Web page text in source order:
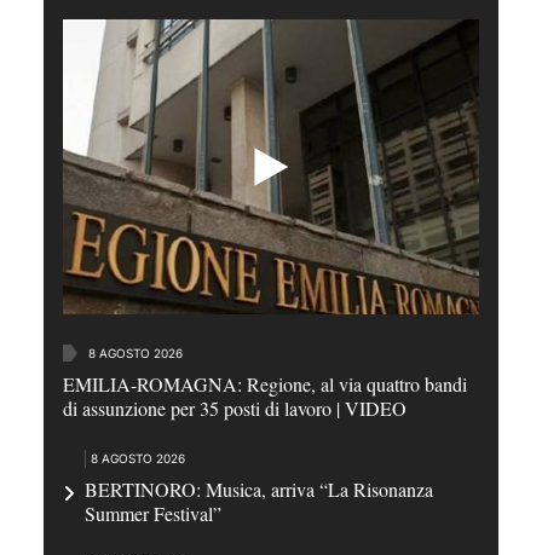
8 AGOSTO 2026
EMILIA-ROMAGNA: Regione, al via quattro bandi
di assunzione per 35 posti di lavoro | VIDEO
8 AGOSTO 2026
BERTINORO: Musica, arriva “La Risonanza
Summer Festival”